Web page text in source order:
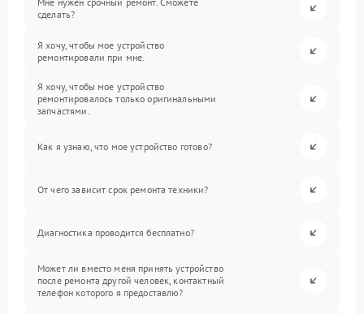
сделать?
Я хочу, чтобы мое устройство
ремонтировали при мне.
Я хочу, чтобы мое устройство
ремонтировалось только оригинальными
запчастями.
Как я узнаю, что мое устройство готово?
От чего зависит срок ремонта техники?
Диагностика проводится бесплатно?
Может ли вместо меня принять устройство
после ремонта другой человек, контактный
телефон которого я предоставлю?